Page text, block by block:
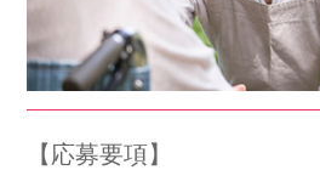
WEB勤怠
【応募要項】